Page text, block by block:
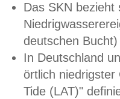
Das SKN
deutschen
In Deutschland
örtlich
Tide (LAT)"